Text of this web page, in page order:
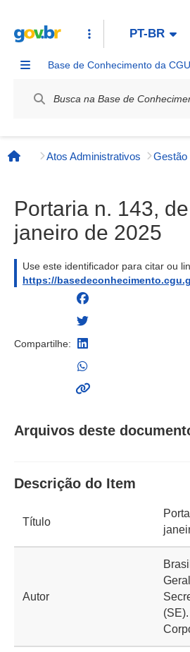
PT-BR
Base de Conhecimento da CGU
Página inicial
Atos Administrativos Gestão
Portaria n. 143,
janeiro de 2025
Use este identificador para citar ou
https://
Compartilhe:
Arquivos deste
Descrição do Item
Título
Autor